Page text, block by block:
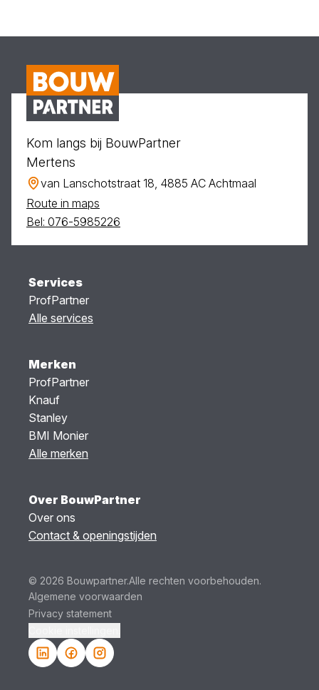
Kom langs bij BouwPartner
Mertens
van Lanschotstraat 18, 4885 AC Achtmaal
Route in maps
Bel: 076-5985226
Services
ProfPartner
Alle services
Merken
ProfPartner
Knauf
Stanley
BMI Monier
Alle merken
Over BouwPartner
Over ons
Contact & openingstijden
© 2026 Bouwpartner.Alle rechten voorbehouden.
Algemene voorwaarden
Privacy statement